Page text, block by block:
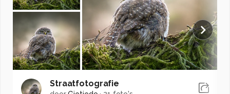
Straatfotografie